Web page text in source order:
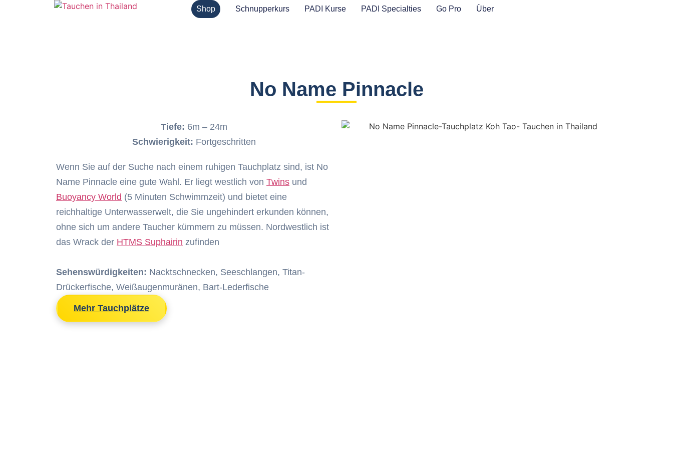
Shop Schnupperkurs PADI Kurse PADI Specialties Go Pro Über
No Name Pinnacle
Tiefe: 6m – 24m
Schwierigkeit: Fortgeschritten
Wenn Sie auf der Suche nach einem ruhigen Tauchplatz sind, ist No
Name Pinnacle eine gute Wahl. Er liegt westlich von Twins und
Buoyancy World (5 Minuten Schwimmzeit) und bietet eine
reichhaltige Unterwasserwelt, die Sie ungehindert erkunden können,
ohne sich um andere Taucher kümmern zu müssen. Nordwestlich ist
das Wrack der HTMS Suphairin zufinden
Sehenswürdigkeiten: Nacktschnecken, Seeschlangen, Titan-
Drückerfische, Weißaugenmuränen, Bart-Lederfische
Mehr Tauchplätze